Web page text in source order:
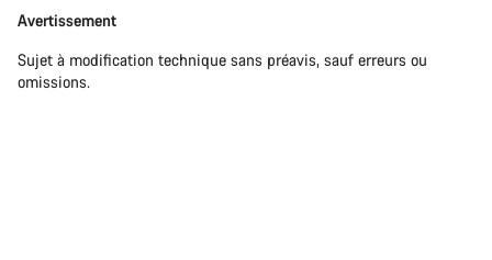
Avertissement
Sujet à modification technique sans préavis, sauf erreurs ou
omissions.